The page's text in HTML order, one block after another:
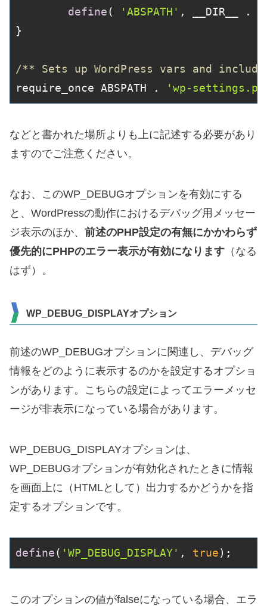
define( 'ABSPATH' , __DIR__ .
}
/** Sets up WordPress vars and
require_once ABSPATH .
'wp-
などと書かれた場所よりも上に記述する必要があり
ますのでご注意ください。
なお、このWP_DEBUGオプションを有効にする
と、WordPressの動作におけるデバッグ用メッセー
ジ表示のほか、 前述のPHP設定の有無にかかわらず
優先的にPHPのエラー表示が有効になります （なる
はず）。
WP_DEBUG_DISPLAYオプション
前述のWP_DEBUGオプションに関連し、デバッグ
情報をどのように表示するのかを設定するオプショ
ンがあります。こちらの設定によってエラーメッセ
ージが非表示になっている場合があります。
WP_DEBUG_DISPLAYオプションは、
WP_DEBUGオプションが有効化されたときに情報
を画面上に（HTMLとして）出力するかどうかを指
定するオプションです。
define( 'WP_DEBUG_DISPLAY' , true);
このオプションの値がfalseになっている場合、エラ